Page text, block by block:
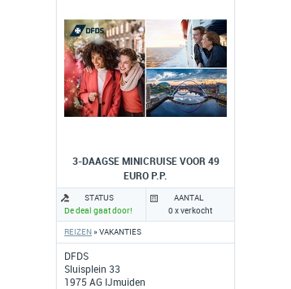
3-DAAGSE MINICRUISE VOOR 49
EURO P.P.
DFDS
Sluisplein 33
1975 AG IJmuiden
REIZEN» VAKANTIES
STATUS
De deal gaat door!
AANTAL
0 x verkocht